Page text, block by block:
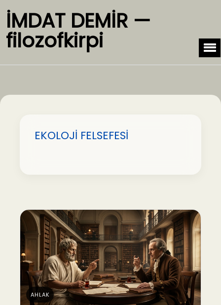
İMDAT DEMİR —
filozofkirpi
EKOLOJİ FELSEFESİ
AHLAK